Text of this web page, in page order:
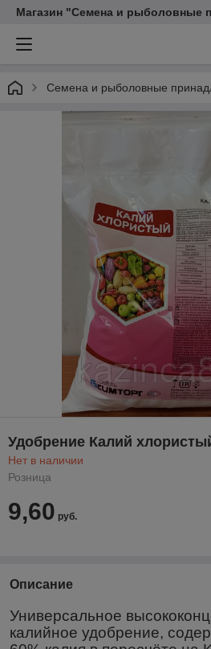
Магазин "Семена и рыболовные
Семена и рыболовные
Удобрение Калий
Нет в наличии
Розница
9,60 руб.
Описание
Универсальное
калийное удобрение,